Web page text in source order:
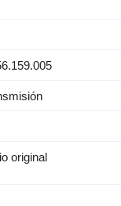
original